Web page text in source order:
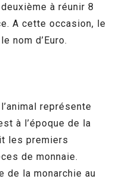
à réunir 8
A cette occasion, le
nom d’Euro.
représente
à l’époque de la
les premiers
de monnaie.
de la monarchie au